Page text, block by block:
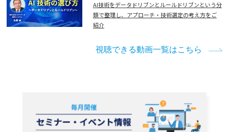
AI技術をデータドリブンとルールドリブンという分
類で整理し、アプローチ・技術選定の考え方をご
紹介
視聴できる動画一覧はこちら